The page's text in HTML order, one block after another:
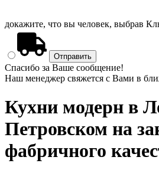
докажите, что вы человек, выбрав
Спасибо за Ваше сообщение!
Наш менеджер свяжется с Вами в
Кухни модерн в
Петровском на
фабричного